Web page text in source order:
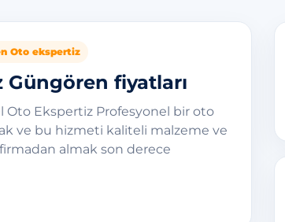
Oto ekspertiz
fiyatları
Oto Ekspertiz Profesyonel bir oto
ve bu hizmeti kaliteli malzeme ve
almak son derece